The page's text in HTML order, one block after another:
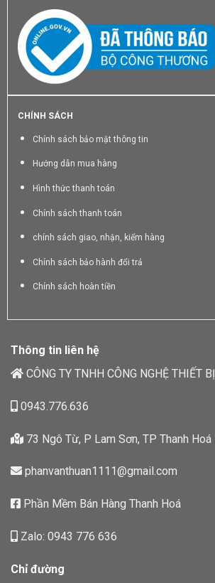
CHÍNH SÁCH
Chính sách bảo mật thông tin
Hướng dẫn mua hàng
Hình thức thanh toán
Chính sách thanh toán
chính sách giao, nhận, kiểm hàng
Chính sách bảo hành đổi trả
Chính sách hoàn tiền
Thông tin liên hệ
CÔNG TY TNHH CÔNG NGHỆ THIẾT
0943.776.636
73 Ngô Từ, P Lam Sơn, TP Thanh Hoá
phanvanthuan1111@gmail.com
Phần Mềm Bán Hàng Thanh Hoá
Zalo: 0943 776 636
Chỉ đường